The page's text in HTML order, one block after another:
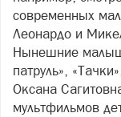
современных
Леонардо и
Нынешние
патруль»,
Оксана
мультфильмов